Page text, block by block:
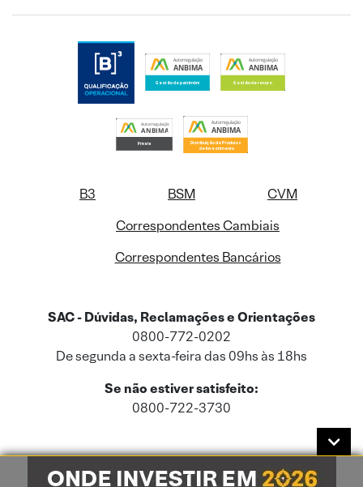
B3 BSM
CVM
Correspondentes Cambiais
Correspondentes Bancários
SAC - Dúvidas, Reclamações e Orientações
0800-772-0202
De segunda a sexta-feira das 09hs às 18hs
Se não estiver satisfeito:
0800-722-3730
Este site usa cookies e dados pessoais de acordo com a nossaPolítica de
Cookies
e a nossaPolítica de Privacidade.